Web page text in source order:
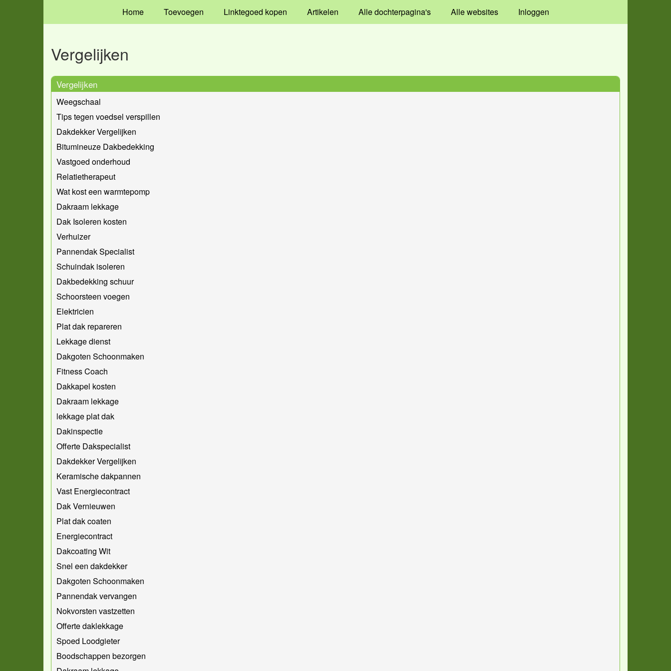
Home Toevoegen Linktegoed kopen Artikelen Alle dochterpagina's Alle websites Inloggen
Vergelijken
Vergelijken
Weegschaal
Tips tegen voedsel verspillen
Dakdekker Vergelijken
Bitumineuze Dakbedekking
Vastgoed onderhoud
Relatietherapeut
Wat kost een warmtepomp
Dakraam lekkage
Dak Isoleren kosten
Verhuizer
Pannendak Specialist
Schuindak isoleren
Dakbedekking schuur
Schoorsteen voegen
Elektricien
Plat dak repareren
Lekkage dienst
Dakgoten Schoonmaken
Fitness Coach
Dakkapel kosten
Dakraam lekkage
lekkage plat dak
Dakinspectie
Offerte Dakspecialist
Dakdekker Vergelijken
Keramische dakpannen
Vast Energiecontract
Dak Vernieuwen
Plat dak coaten
Energiecontract
Dakcoating Wit
Snel een dakdekker
Dakgoten Schoonmaken
Pannendak vervangen
Nokvorsten vastzetten
Offerte daklekkage
Spoed Loodgieter
Boodschappen bezorgen